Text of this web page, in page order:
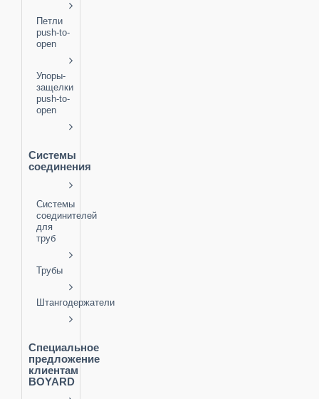
Петли
push-to-
open
Упоры-
защелки
push-to-
open
Системы
соединения
Системы
соединителей
для
труб
Трубы
Штангодержатели
Специальное
предложение
клиентам
BOYARD